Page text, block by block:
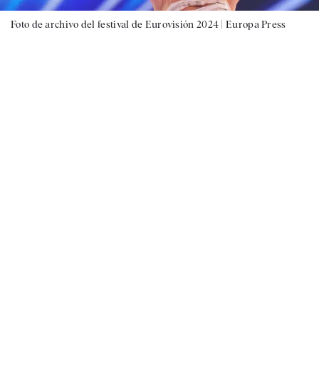
Foto de archivo del festival de Eurovisión 2024 | Europa Press